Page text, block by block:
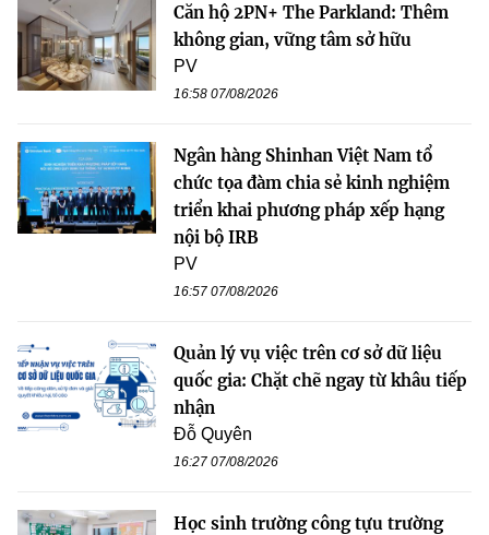
Căn hộ 2PN+ The Parkland: Thêm
không gian, vững tâm sở hữu
PV
16:58 07/08/2026
Ngân hàng Shinhan Việt Nam tổ
chức tọa đàm chia sẻ kinh nghiệm
triển khai phương pháp xếp hạng
nội bộ IRB
PV
16:57 07/08/2026
Quản lý vụ việc trên cơ sở dữ liệu
quốc gia: Chặt chẽ ngay từ khâu tiếp
nhận
Đỗ Quyên
16:27 07/08/2026
Học sinh trường công tựu trường